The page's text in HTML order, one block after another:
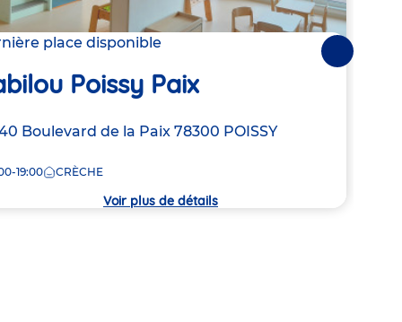
place disponible
Poissy Paix
Boulevard de la Paix 78300 POISSY
19:00 CRÈCHE
Voir plus de détails
Suivantes